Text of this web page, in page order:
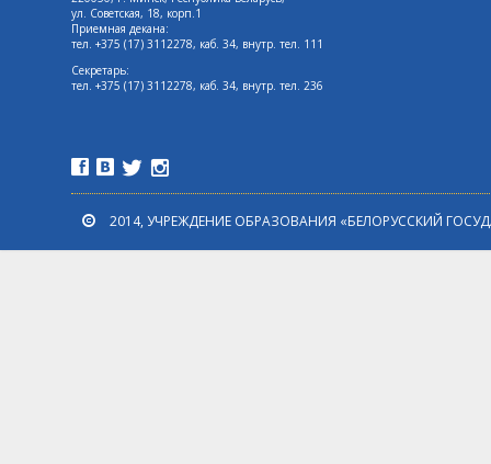
ул. Советская, 18, корп.1
Приемная декана:
тел. +375 (17) 3112278, каб. 34, внутр. тел. 111
Секретарь:
тел. +375 (17) 3112278, каб. 34, внутр. тел. 236
2014, УЧРЕЖДЕНИЕ ОБРАЗОВАНИЯ «БЕЛОРУССКИЙ